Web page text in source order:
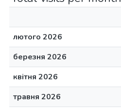
лютого 2026
березня 2026
квітня 2026
травня 2026